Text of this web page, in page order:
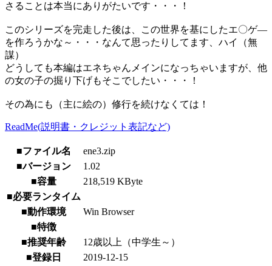
さることは本当にありがたいです・・・！
このシリーズを完走した後は、この世界を基にしたエ〇ゲ―
を作ろうかな～・・・なんて思ったりしてます、ハイ（無
謀）
どうしても本編はエネちゃんメインになっちゃいますが、他
の女の子の掘り下げもそこでしたい・・・！
その為にも（主に絵の）修行を続けなくては！
ReadMe(説明書・クレジット表記など)
■ファイル名
ene3.zip
■バージョン
1.02
■容量
218,519 KByte
■必要ランタイム
■動作環境
Win Browser
■特徴
■推奨年齢
12歳以上（中学生～）
■登録日
2019-12-15